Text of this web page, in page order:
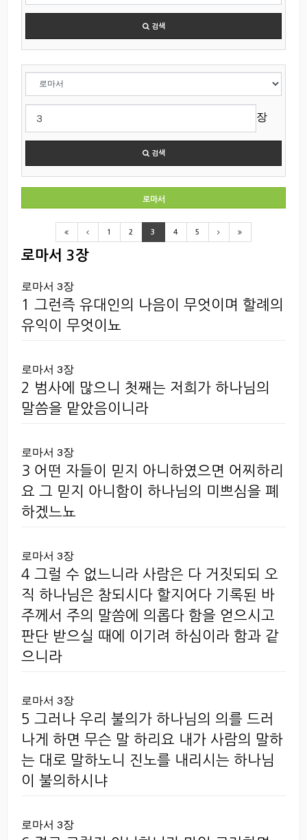
검색
장
검색
로마서
1 2 3 4 5
로마서 3장
로마서 3장
1 그런즉 유대인의 나음이 무엇이며 할례의
유익이 무엇이뇨
로마서 3장
2 범사에 많으니 첫째는 저희가 하나님의
말씀을 맡았음이니라
로마서 3장
3 어떤 자들이 믿지 아니하였으면 어찌하리
요 그 믿지 아니함이 하나님의 미쁘심을 폐
하겠느뇨
로마서 3장
4 그럴 수 없느니라 사람은 다 거짓되되 오
직 하나님은 참되시다 할지어다 기록된 바
주께서 주의 말씀에 의롭다 함을 얻으시고
판단 받으실 때에 이기려 하심이라 함과 같
으니라
로마서 3장
5 그러나 우리 불의가 하나님의 의를 드러
나게 하면 무슨 말 하리요 내가 사람의 말하
는 대로 말하노니 진노를 내리시는 하나님
이 불의하시냐
로마서 3장